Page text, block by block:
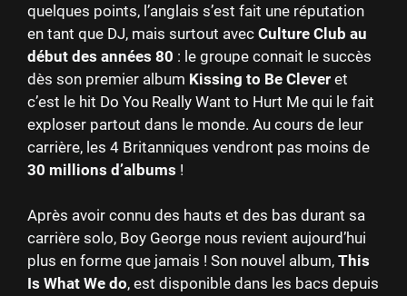
quelques points, l’anglais s’est fait une réputation
en tant que DJ, mais surtout avec Culture Club au
début des années 80 : le groupe connait le succès
dès son premier album Kissing to Be Clever et
c’est le hit Do You Really Want to Hurt Me qui le fait
exploser partout dans le monde. Au cours de leur
carrière, les 4 Britanniques vendront pas moins de
30 millions d’albums !
Après avoir connu des hauts et des bas durant sa
carrière solo, Boy George nous revient aujourd’hui
plus en forme que jamais ! Son nouvel album, This
Is What We do, est disponible dans les bacs depuis